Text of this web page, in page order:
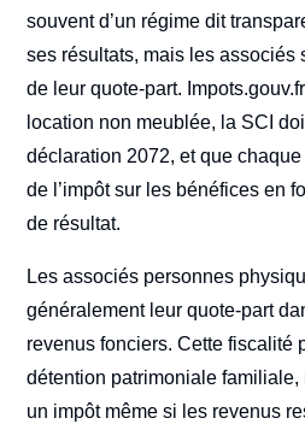
souvent d’un régime dit
ses résultats, mais les associés
de leur quote-part.
location non meublée, la SCI
déclaration 2072, et que
de l’impôt sur les bénéfices en
de résultat.
Les associés personnes
généralement leur quote-part
revenus fonciers. Cette fiscalité
détention patrimoniale
un impôt même si les revenus